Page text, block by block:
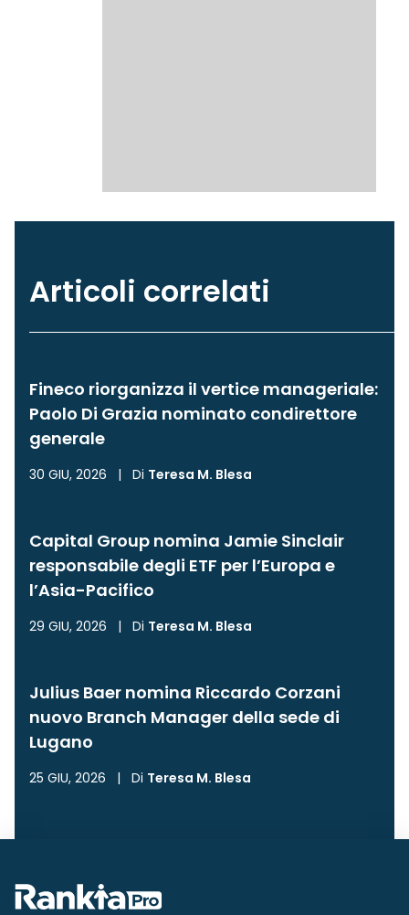
Articoli correlati
Fineco riorganizza il vertice manageriale:
Paolo Di Grazia nominato condirettore
generale
30 GIU, 2026 | Di Teresa M. Blesa
Capital Group nomina Jamie Sinclair
responsabile degli ETF per l’Europa e
l’Asia-Pacifico
29 GIU, 2026 | Di Teresa M. Blesa
Julius Baer nomina Riccardo Corzani
nuovo Branch Manager della sede di
Lugano
25 GIU, 2026 | Di Teresa M. Blesa